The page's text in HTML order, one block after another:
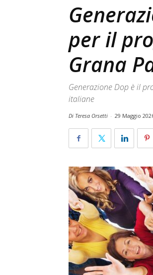
per il
Grana
Generazione Dop è il
italiane
Di Teresa Orsetti - 29 Maggio